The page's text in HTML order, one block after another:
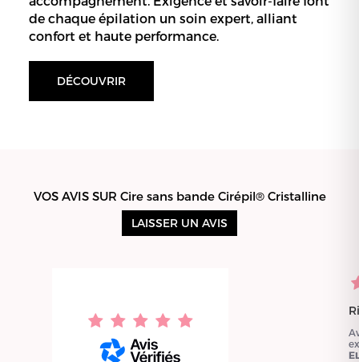
de chaque épilation un soin expert, alliant
confort et haute performance.
DÉCOUVRIR
VOS AVIS SUR Cire sans bande Cirépil® Cristalline
LAISSER UN AVIS